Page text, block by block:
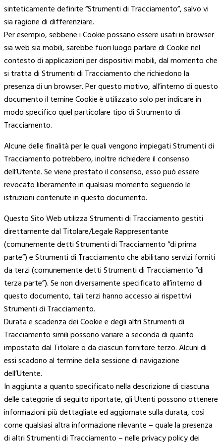
sinteticamente definite “Strumenti di Tracciamento”, salvo vi
sia ragione di differenziare.
Per esempio, sebbene i Cookie possano essere usati in browser
sia web sia mobili, sarebbe fuori luogo parlare di Cookie nel
contesto di applicazioni per dispositivi mobili, dal momento che
si tratta di Strumenti di Tracciamento che richiedono la
presenza di un browser. Per questo motivo, all’interno di questo
documento il temine Cookie è utilizzato solo per indicare in
modo specifico quel particolare tipo di Strumento di
Tracciamento.
Alcune delle finalità per le quali vengono impiegati Strumenti di
Tracciamento potrebbero, inoltre richiedere il consenso
dell’Utente. Se viene prestato il consenso, esso può essere
revocato liberamente in qualsiasi momento seguendo le
istruzioni contenute in questo documento.
Questo Sito Web utilizza Strumenti di Tracciamento gestiti
direttamente dal Titolare/Legale Rappresentante
(comunemente detti Strumenti di Tracciamento “di prima
parte”) e Strumenti di Tracciamento che abilitano servizi forniti
da terzi (comunemente detti Strumenti di Tracciamento “di
terza parte”). Se non diversamente specificato all’interno di
questo documento, tali terzi hanno accesso ai rispettivi
Strumenti di Tracciamento.
Durata e scadenza dei Cookie e degli altri Strumenti di
Tracciamento simili possono variare a seconda di quanto
impostato dal Titolare o da ciascun fornitore terzo. Alcuni di
essi scadono al termine della sessione di navigazione
dell’Utente.
In aggiunta a quanto specificato nella descrizione di ciascuna
delle categorie di seguito riportate, gli Utenti possono ottenere
informazioni più dettagliate ed aggiornate sulla durata, così
come qualsiasi altra informazione rilevante – quale la presenza
di altri Strumenti di Tracciamento – nelle privacy policy dei